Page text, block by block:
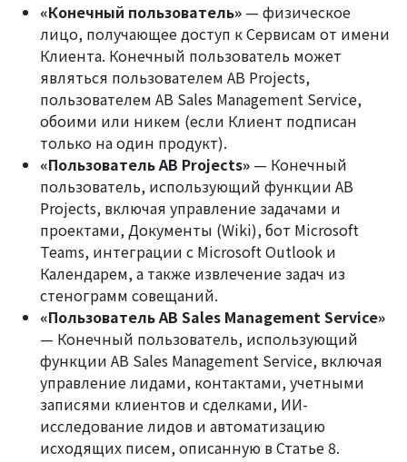
«Конечный пользователь» — физическое
лицо, получающее доступ к Сервисам от имени
Клиента. Конечный пользователь может
являться пользователем AB Projects,
пользователем AB Sales Management Service,
обоими или никем (если Клиент подписан
только на один продукт).
«Пользователь AB Projects» — Конечный
пользователь, использующий функции AB
Projects, включая управление задачами и
проектами, Документы (Wiki), бот Microsoft
Teams, интеграции с Microsoft Outlook и
Календарем, а также извлечение задач из
стенограмм совещаний.
«Пользователь AB Sales Management Service»
— Конечный пользователь, использующий
функции AB Sales Management Service, включая
управление лидами, контактами, учетными
записями клиентов и сделками, ИИ-
исследование лидов и автоматизацию
исходящих писем, описанную в Статье 8.